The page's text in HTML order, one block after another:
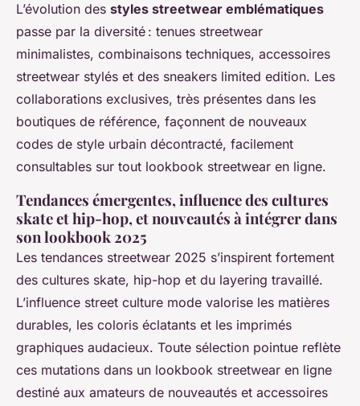
L’évolution des styles streetwear emblématiques
passe par la diversité : tenues streetwear
minimalistes, combinaisons techniques, accessoires
streetwear stylés et des sneakers limited edition. Les
collaborations exclusives, très présentes dans les
boutiques de référence, façonnent de nouveaux
codes de style urbain décontracté, facilement
consultables sur tout lookbook streetwear en ligne.
Tendances émergentes, influence des cultures
skate et hip-hop, et nouveautés à intégrer dans
son lookbook 2025
Les tendances streetwear 2025 s’inspirent fortement
des cultures skate, hip-hop et du layering travaillé.
L’influence street culture mode valorise les matières
durables, les coloris éclatants et les imprimés
graphiques audacieux. Toute sélection pointue reflète
ces mutations dans un lookbook streetwear en ligne
destiné aux amateurs de nouveautés et accessoires